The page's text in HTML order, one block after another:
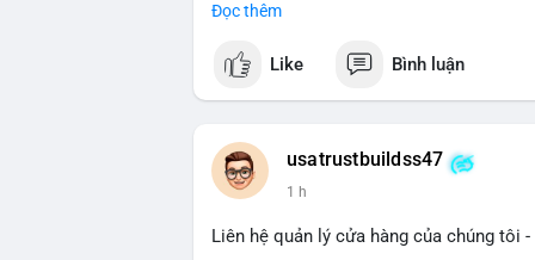
Nhận định phân tích:
nhất cho thấy dấu hiệu của một tổ
lượng này đủ lớn để gây biến động giá
dịch, áp lực bán ngắn hạn có thể hình
năng cao là hành động tích lũy dài hạn.
động lớn, do vậy động thái này cần
Lời khuyên:
Đọc thêm
Like Bình luận
usatrustbuildss47
1 h
Liên hệ quản lý cửa hàng của chúng tôi